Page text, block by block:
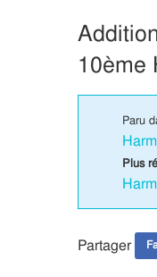
10ème
Paru
Plus
Partager